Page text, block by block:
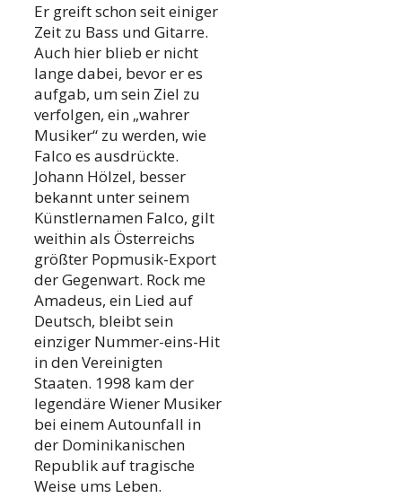
Er greift schon seit einiger
Zeit zu Bass und Gitarre.
Auch hier blieb er nicht
lange dabei, bevor er es
aufgab, um sein Ziel zu
verfolgen, ein „wahrer
Musiker“ zu werden, wie
Falco es ausdrückte.
Johann Hölzel, besser
bekannt unter seinem
Künstlernamen Falco, gilt
weithin als Österreichs
größter Popmusik-Export
der Gegenwart. Rock me
Amadeus, ein Lied auf
Deutsch, bleibt sein
einziger Nummer-eins-Hit
in den Vereinigten
Staaten. 1998 kam der
legendäre Wiener Musiker
bei einem Autounfall in
der Dominikanischen
Republik auf tragische
Weise ums Leben.